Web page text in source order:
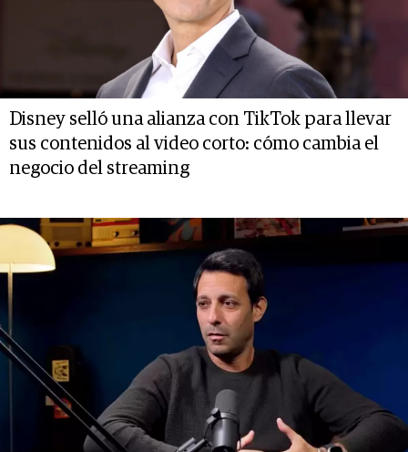
Disney selló una alianza con TikTok para llevar
sus contenidos al video corto: cómo cambia el
negocio del streaming